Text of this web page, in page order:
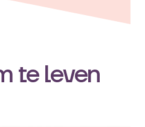
te leven